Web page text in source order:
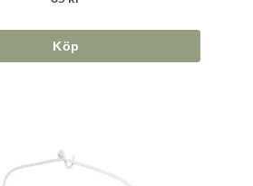
Köp